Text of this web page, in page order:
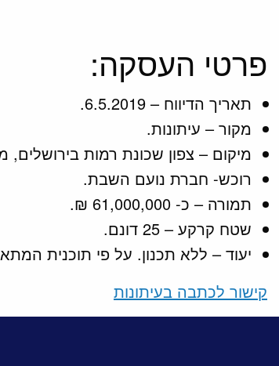
פרטי העסקה:
תאריך הדיווח – 6.5.2019.
מקור – עיתונות.
מיקום – צפון שכונת רמות בירושלים,
רוכש- חברת נועם השבת.
תמורה – כ- 61,000,000 ₪.
שטח קרקע – 25 דונם.
יעוד – ללא תכנון. על פי תוכנית המתאר של ירושלים (תורנית 2000) שטרם
קישור לכתבה בעיתונות